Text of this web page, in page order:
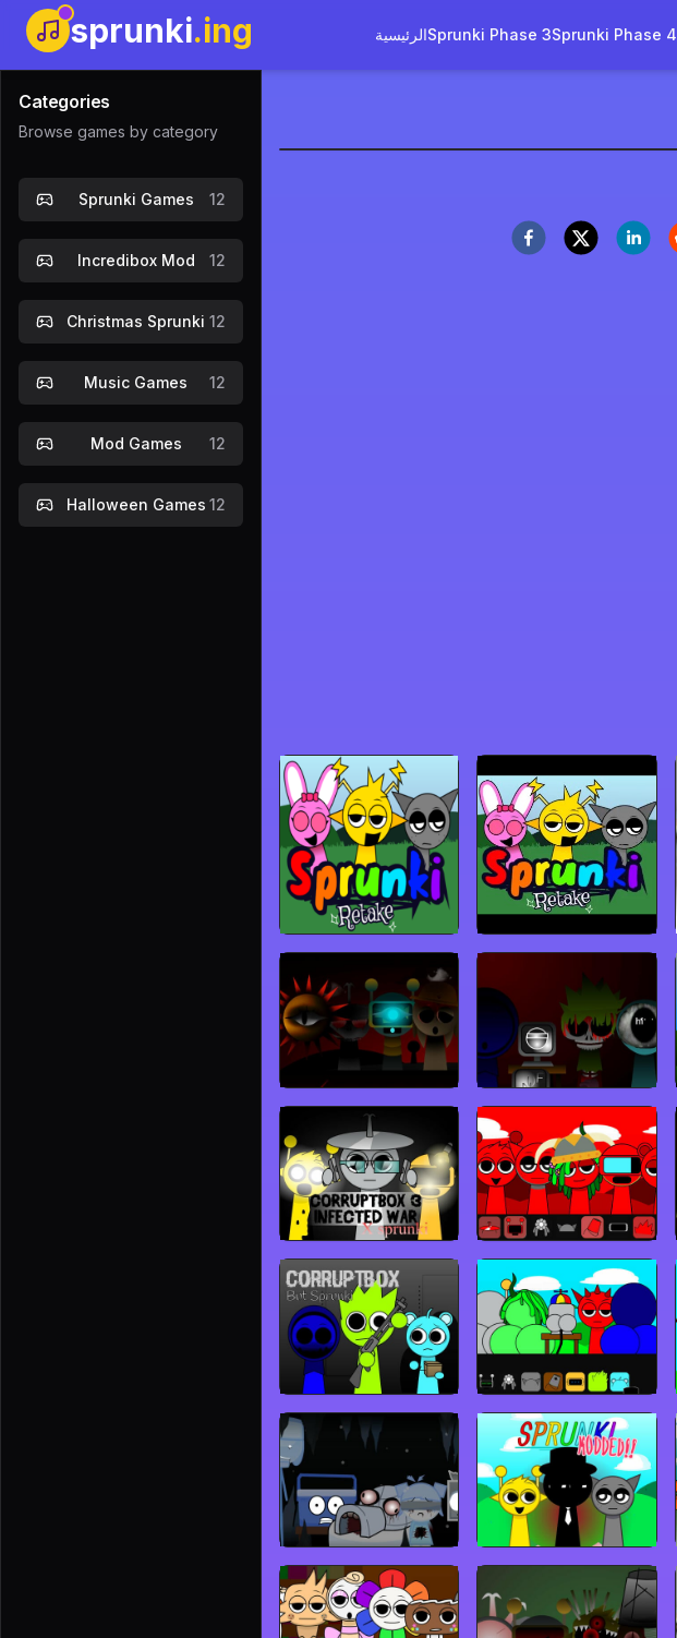
sprunki.ing الرئيسيةSprunki Phase 3Sprunki Phase 4
Categories
Browse games by category
Sprunki Games 12
Incredibox Mod 12
Christmas Sprunki 12
Music Games 12
Mod Games 12
Halloween Games 12
العب الآن